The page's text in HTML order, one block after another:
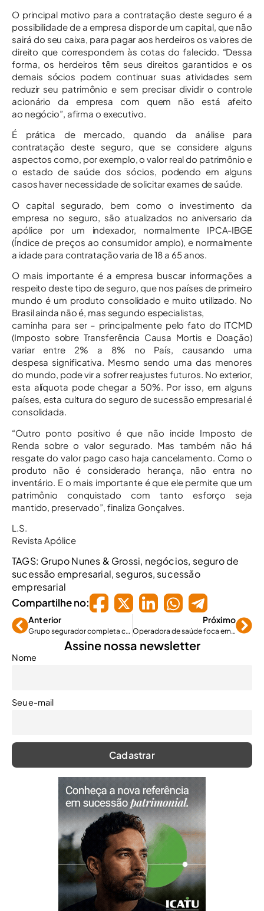
O principal motivo para a contratação deste seguro é a
possibilidade de a empresa dispor de um capital, que não
sairá do seu caixa, para pagar aos herdeiros os valores de
direito que correspondem às cotas do falecido. “Dessa
forma, os herdeiros têm seus direitos garantidos e os
demais sócios podem continuar suas atividades sem
reduzir seu patrimônio e sem precisar dividir o controle
acionário da empresa com quem não está afeito
ao negócio”, afirma o executivo.
É prática de mercado, quando da análise para
contratação deste seguro, que se considere alguns
aspectos como, por exemplo, o valor real do patrimônio e
o estado de saúde dos sócios, podendo em alguns
casos haver necessidade de solicitar exames de saúde.
O capital segurado, bem como o investimento da
empresa no seguro, são atualizados no aniversario da
apólice por um indexador, normalmente IPCA-IBGE
(Índice de preços ao consumidor amplo), e normalmente
a idade para contratação varia de 18 a 65 anos.
O mais importante é a empresa buscar informações a
respeito deste tipo de seguro, que nos países de primeiro
mundo é um produto consolidado e muito utilizado. No
Brasil ainda não é, mas segundo especialistas,
caminha para ser – principalmente pelo fato do ITCMD
(Imposto sobre Transferência Causa Mortis e Doação)
variar entre 2% a 8% no País, causando uma
despesa significativa. Mesmo sendo uma das menores
do mundo, pode vir a sofrer reajustes futuros. No exterior,
esta alíquota pode chegar a 50%. Por isso, em alguns
países, esta cultura do seguro de sucessão empresarial é
consolidada.
“Outro ponto positivo é que não incide Imposto de
Renda sobre o valor segurado. Mas também não há
resgate do valor pago caso haja cancelamento. Como o
produto não é considerado herança, não entra no
inventário. E o mais importante é que ele permite que um
patrimônio conquistado com tanto esforço seja
mantido, preservado”, finaliza Gonçalves.
L.S.
Revista Apólice
TAGS: Grupo Nunes & Grossi, negócios, seguro de
sucessão empresarial, seguros, sucessão
empresarial
Compartilhe no:
Anterior
Grupo segurador completa cinco anos de parceria
Próximo
Operadora de saúde foca em pequenas e médias empresas
Assine nossa newsletter
Nome
Seu e-mail